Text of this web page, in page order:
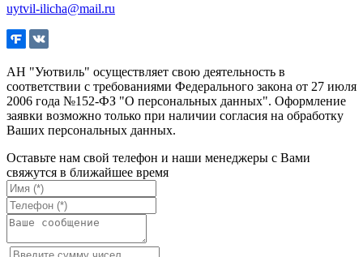
uytvil-ilicha@mail.ru
АН "Уютвиль" осуществляет свою деятельность в
соответствии с требованиями Федерального закона от 27 июля
2006 года №152-ФЗ "О персональных данных". Оформление
заявки возможно только при наличии согласия на обработку
Ваших персональных данных.
Оставьте нам свой телефон и наши менеджеры с Вами
свяжутся в ближайшее время